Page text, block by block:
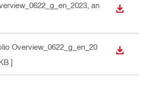
, an
Overview_0622_g_en_20
]